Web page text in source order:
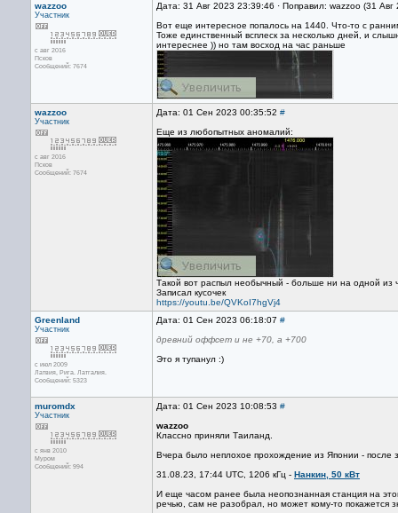
wazzoo
Участник
с авг 2016
Псков
Сообщений: 7674
Дата: 31 Авг 2023 23:39:46 · Поправил: wazzoo (31
Вот еще интересное попалось на 1440. Что-то с
Тоже единственный всплеск за несколько дней, и
интереснее )) но там восход на час раньше
wazzoo
Участник
с авг 2016
Псков
Сообщений: 7674
Дата: 01 Сен 2023 00:35:52 #
Еще из любопытных аномалий:
Такой вот распыл необычный - больше ни на одной из
Записал кусочек
https://youtu.be/QVKoI7hgVj4
Greenland
Участник
с июл 2009
Латвия, Рига. Латгалия.
Сообщений: 5323
Дата: 01 Сен 2023 06:18:07 #
древний оффсет и не +70, а +700
Это я тупанул :)
muromdx
Участник
с янв 2010
Муром
Сообщений: 994
Дата: 01 Сен 2023 10:08:53 #
wazzoo
Классно приняли Таиланд.
Вчера было неплохое прохождение из Японии - после
31.08.23, 17:44 UTC, 1206 кГц - Нанкин, 50 кВт
И еще часом ранее была неопознанная станция на
речью, сам не разобрал, но может кому-то покажется